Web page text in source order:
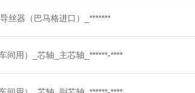
丝器（巴马格进口）_*******
间用）_芯轴_主芯轴_******-****